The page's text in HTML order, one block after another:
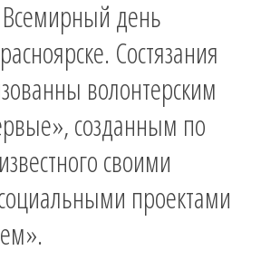
день
Состязания
волонтерским
созданным по
своими
проектами